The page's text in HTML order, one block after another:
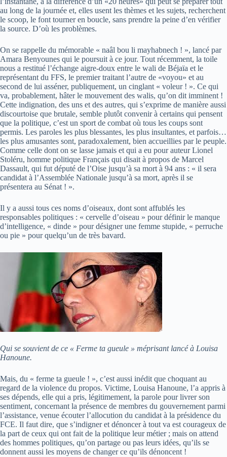
au long de la journée et, elles usent les thèmes et les sujets, recherchent
le scoop, le font tourner en boucle, sans prendre la peine d’en vérifier
la source. D’où les problèmes.
On se rappelle du mémorable « naâl bou li mayhabnech ! », lancé par
Amara Benyounes qui le poursuit à ce jour. Tout récemment, la toile
nous a restitué l’échange aigre-doux entre le wali de Béjaïa et le
représentant du FFS, le premier traitant l’autre de «voyou» et au
second de lui asséner, publiquement, un cinglant « voleur ! ». Ce qui
va, probablement, hâter le mouvement des walis, qu’on dit imminent !
Cette indignation, des uns et des autres, qui s’exprime de manière aussi
discourtoise que brutale, semble plutôt convenir à certains qui pensent
que la politique, c’est un sport de combat où tous les coups sont
permis. Les paroles les plus blessantes, les plus insultantes, et parfois…
les plus amusantes sont, paradoxalement, bien accueillies par le peuple.
Comme celle dont on se lasse jamais et qui a eu pour auteur Lionel
Stoléru, homme politique Français qui disait à propos de Marcel
Dassault, qui fut député de l’Oise jusqu’à sa mort à 94 ans : « il sera
candidat à l’Assemblée Nationale jusqu’à sa mort, après il se
présentera au Sénat ! ».
Il y a aussi tous ces noms d’oiseaux, dont sont affublés les
responsables politiques : « cervelle d’oiseau » pour définir le manque
d’intelligence, « dinde » pour désigner une femme stupide, « perruche
ou pie » pour quelqu’un de très bavard.
Qui se souvient de ce « Ferme ta gueule » méprisant lancé à Louisa
Hanoune.
Mais, du « ferme ta gueule ! », c’est aussi inédit que choquant au
regard de la violence du propos. Victime, Louisa Hanoune, l’a appris à
ses dépends, elle qui a pris, légitimement, la parole pour livrer son
sentiment, concernant la présence de membres du gouvernement parmi
l’assistance, venue écouter l’allocution du candidat à la présidence du
FCE. Il faut dire, que s’indigner et dénoncer à tout va est courageux de
la part de ceux qui ont fait de la politique leur métier ; mais on attend
des hommes politiques, qu’on partage ou pas leurs idées, qu’ils se
donnent aussi les moyens de changer ce qu’ils dénoncent !